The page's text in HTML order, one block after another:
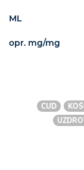
ML
opr. mg/mg
CUD